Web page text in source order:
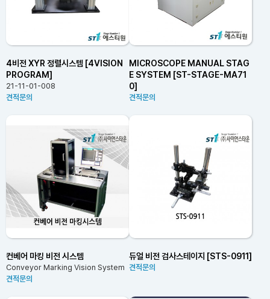
4비전 XYR 정렬시스템 [4VISION
PROGRAM]
21-11-01-008
견적문의
MICROSCOPE MANUAL STAG
E SYSTEM [ST-STAGE-MA71
0]
견적문의
컨베어 마킹 비전 시스템
Conveyor Marking Vision System
견적문의
듀얼 비전 검사스테이지 [STS-0911]
견적문의